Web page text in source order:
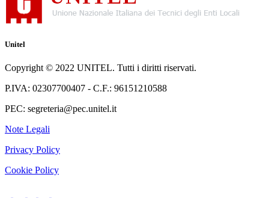
Unitel
Copyright © 2022 UNITEL. Tutti i diritti riservati.
P.IVA: 02307700407 - C.F.: 96151210588
PEC: segreteria@pec.unitel.it
Note Legali
Privacy Policy
Cookie Policy